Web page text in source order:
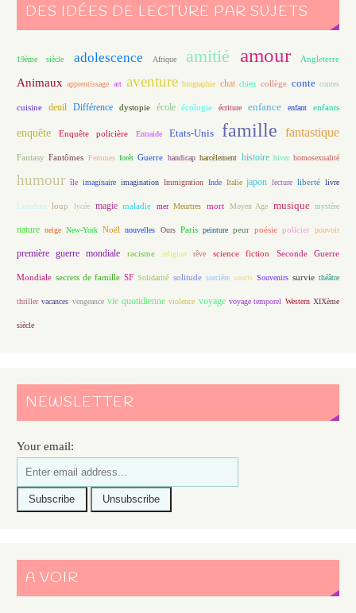
DES IDÉES DE LECTURE PAR SUJETS
19ème siècle adolescence Afrique amitié amour Angleterre
Animaux apprentissage art aventure biographie chat chien collège conte contes
cuisine deuil Différence dystopie école écologie écriture enfance enfant enfants
enquête Enquête policière Entraide Etats-Unis famille fantastique
Fantasy Fantômes Femmes forêt Guerre handicap harcèlement histoire hiver homosexualité
humour île imaginaire imagination Immigration Inde Italie japon lecture liberté livre
Londres loup lycée magie maladie mer Meurtres mort Moyen Age musique mystère
nature neige New-York Noël nouvelles Ours Paris peinture peur poésie policier pouvoir
première guerre mondiale racisme religion rêve science fiction Seconde Guerre
Mondiale secrets de famille SF Solidarité solitude sorcière souris Souvenirs survie théâtre
thriller vacances vengeance vie quotidienne violence voyage voyage temporel Western XIXème
siècle
NEWSLETTER
Your email:
A VOIR